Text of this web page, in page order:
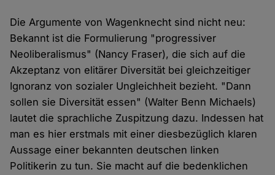
Die Argumente von Wagenknecht sind nicht neu:
Bekannt ist die Formulierung "progressiver
Neoliberalismus" (Nancy Fraser), die sich auf die
Akzeptanz von elitärer Diversität bei gleichzeitiger
Ignoranz von sozialer Ungleichheit bezieht. "Dann
sollen sie Diversität essen" (Walter Benn Michaels)
lautet die sprachliche Zuspitzung dazu. Indessen hat
man es hier erstmals mit einer diesbezüglich klaren
Aussage einer bekannten deutschen linken
Politikerin zu tun. Sie macht auf die bedenklichen